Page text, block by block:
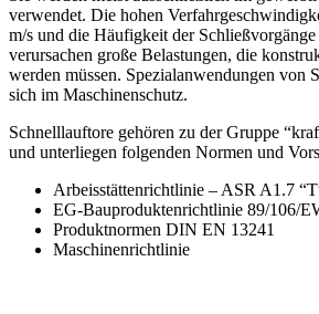
verwendet. Die hohen
m/s und die Häufigkeit der
verursachen große Belastungen, die
werden müssen. Spezialanwendungen von
sich im Maschinenschutz.
Schnelllauftore gehören zu der Gruppe
und unterliegen folgenden Normen und
Arbeisstättenrichtlinie – ASR A1.7
EG-Bauproduktenrichtlinie 89/106/
Produktnormen DIN EN 13241
Maschinenrichtlinie